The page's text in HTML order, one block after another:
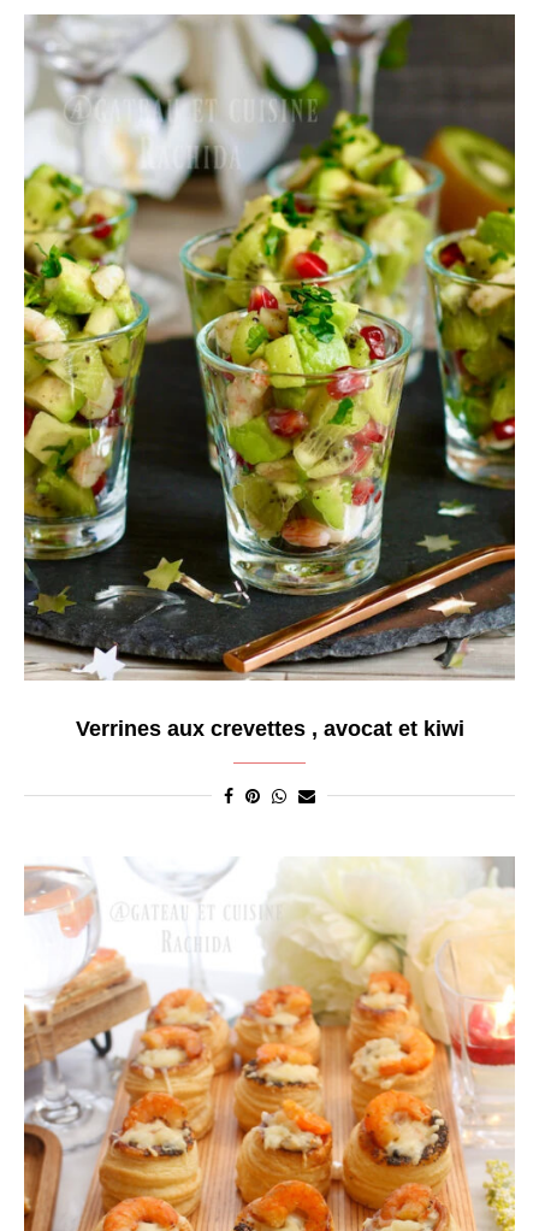
Verrines aux crevettes , avocat et kiwi